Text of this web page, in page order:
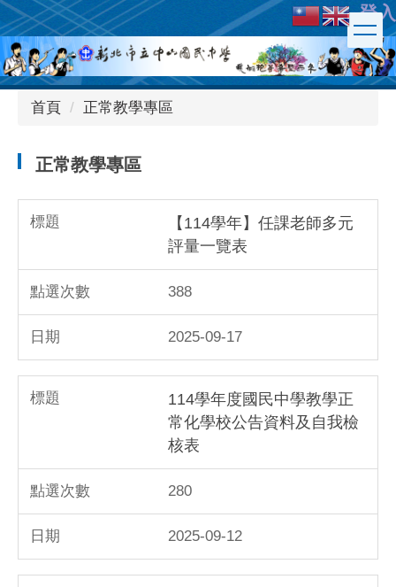
跳
到
主
要
登入
首頁 正常教學專區
正常教學專區
【114學年】任課老師多元
評量一覽表
388
2025-09-17
114學年度國民中學教學正
常化學校公告資料及自我檢
核表
280
2025-09-12